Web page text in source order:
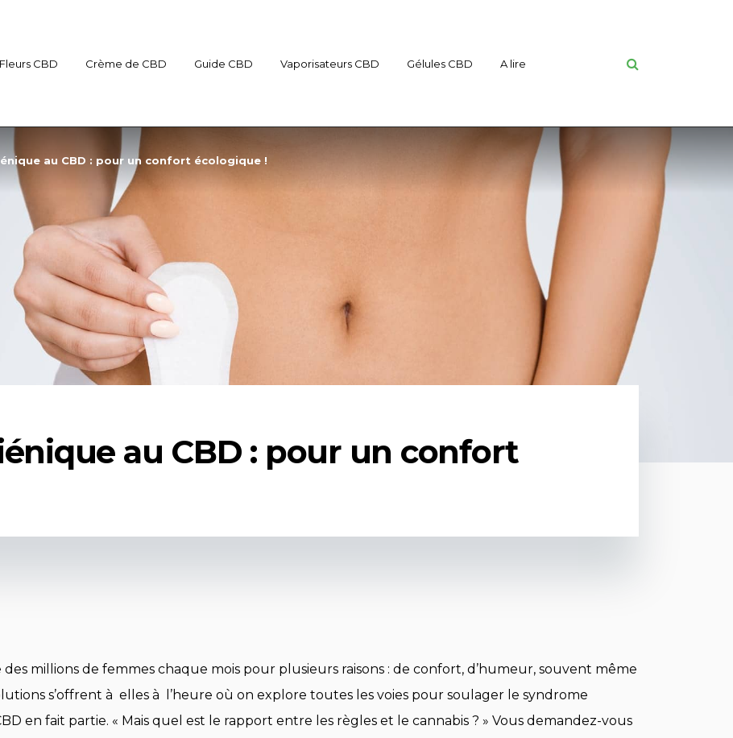
Fleurs CBD Crème de CBD Guide CBD Vaporisateurs CBD Gélules CBD A lire
au CBD : pour un confort écologique !
au CBD : pour un confort
millions de femmes chaque mois pour plusieurs raisons : de confort, d’humeur, souvent même
s’offrent à elles à l’heure où on explore toutes les voies pour soulager le syndrome
en fait partie. « Mais quel est le rapport entre les règles et le cannabis ? » Vous demandez-vous